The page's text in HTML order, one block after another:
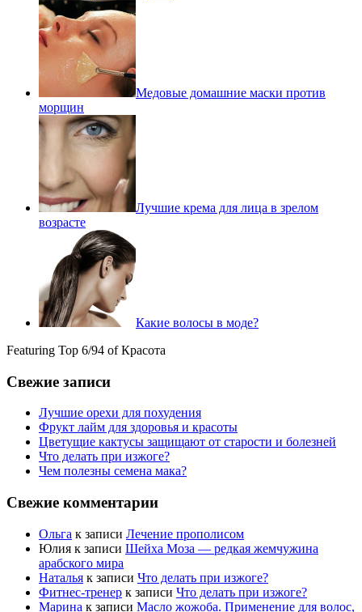
Медовые домашние маски против
морщин
Лучшие крема для лица в зрелом
возрасте
Какие волосы в моде?
Featuring Top 6/94 of Красота
Свежие записи
Лучшие орехи для похудения
Фрукт лайм для здоровья и красоты
Цветущие кактусы защищают от старости и болезней
Что делать при изжоге?
Чем полезны семена мака?
Свежие комментарии
Ольга к записи Лечение прополисом
Юлия к записи Шейха Моза — редкая жемчужина
арабского мира
Наталья к записи Что делать при изжоге?
Фитнес-тренер к записи Что делать при изжоге?
Марина к записи Масло жожоба. Применение для волос,